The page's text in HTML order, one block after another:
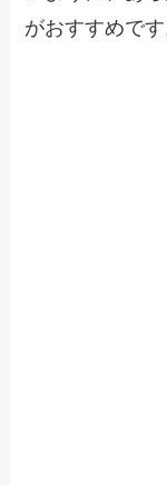
がおすすめです